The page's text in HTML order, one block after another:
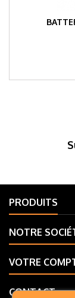
PRODUITS
NOTRE
VOTRE
CONTACT